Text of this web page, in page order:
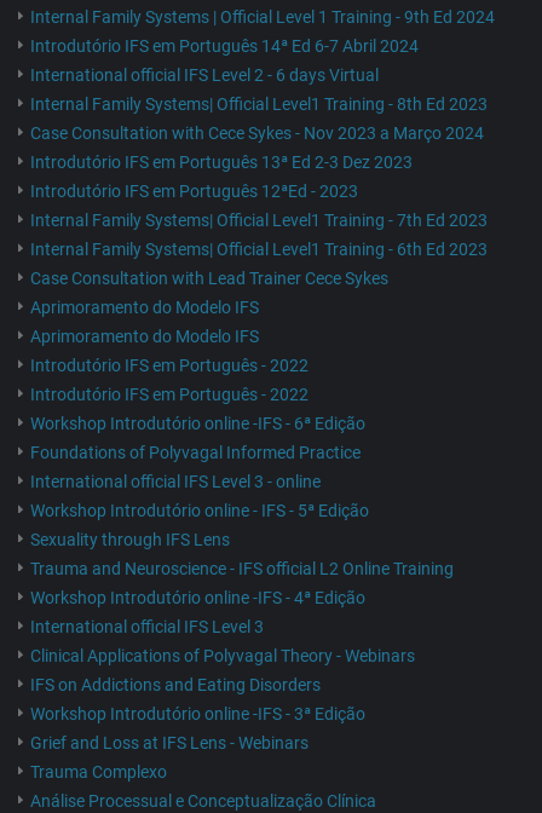
Internal Family Systems | Official Level 1 Training - 9th Ed 2024
Introdutório IFS em Português 14ª Ed 6-7 Abril 2024
International official IFS Level 2 - 6 days Virtual
Internal Family Systems| Official Level1 Training - 8th Ed 2023
Case Consultation with Cece Sykes - Nov 2023 a Março 2024
Introdutório IFS em Português 13ª Ed 2-3 Dez 2023
Introdutório IFS em Português 12ªEd - 2023
Internal Family Systems| Official Level1 Training - 7th Ed 2023
Internal Family Systems| Official Level1 Training - 6th Ed 2023
Case Consultation with Lead Trainer Cece Sykes
Aprimoramento do Modelo IFS
Aprimoramento do Modelo IFS
Introdutório IFS em Português - 2022
Introdutório IFS em Português - 2022
Workshop Introdutório online -IFS - 6ª Edição
Foundations of Polyvagal Informed Practice
International official IFS Level 3 - online
Workshop Introdutório online - IFS - 5ª Edição
Sexuality through IFS Lens
Trauma and Neuroscience - IFS official L2 Online Training
Workshop Introdutório online -IFS - 4ª Edição
International official IFS Level 3
Clinical Applications of Polyvagal Theory - Webinars
IFS on Addictions and Eating Disorders
Workshop Introdutório online -IFS - 3ª Edição
Grief and Loss at IFS Lens - Webinars
Trauma Complexo
Análise Processual e Conceptualização Clínica